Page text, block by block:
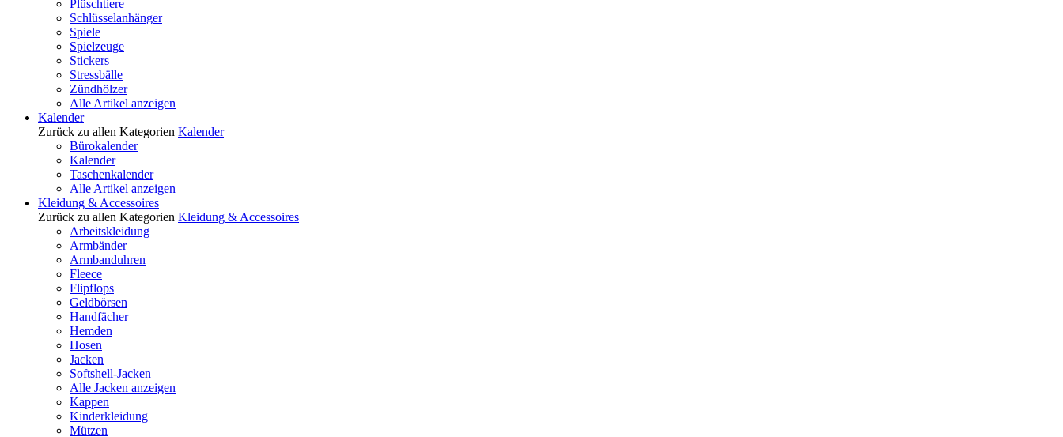
Plüschtiere
Schlüsselanhänger
Spiele
Spielzeuge
Stickers
Stressbälle
Zündhölzer
Alle Artikel anzeigen
Kalender
Zurück zu allen Kategorien Kalender
Bürokalender
Kalender
Taschenkalender
Alle Artikel anzeigen
Kleidung & Accessoires
Zurück zu allen Kategorien Kleidung & Accessoires
Arbeitskleidung
Armbänder
Armbanduhren
Fleece
Flipflops
Geldbörsen
Handfächer
Hemden
Hosen
Jacken
Softshell-Jacken
Alle Jacken anzeigen
Kappen
Kinderkleidung
Mützen